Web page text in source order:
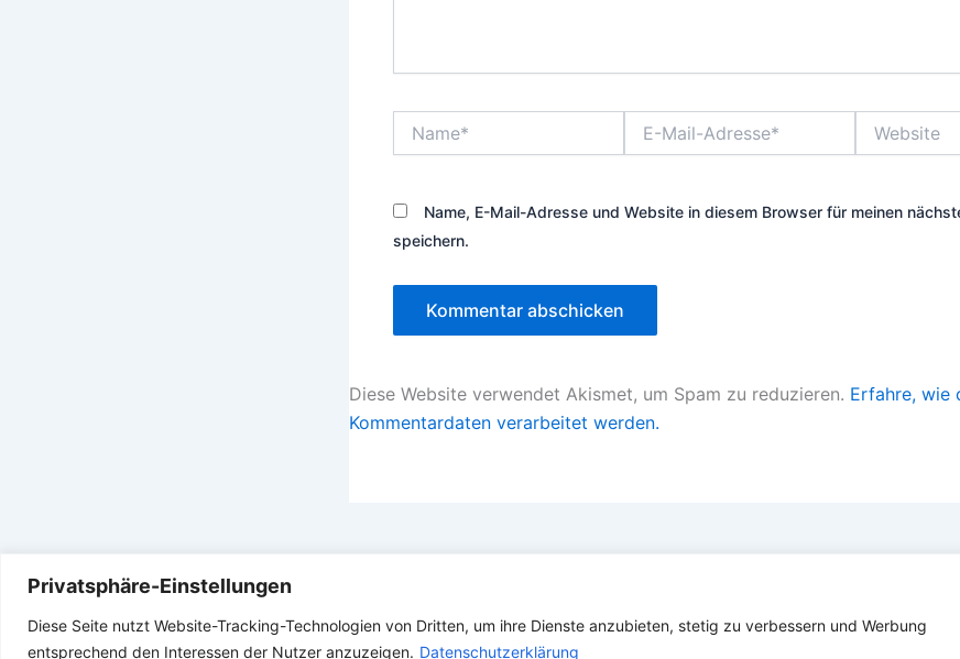
Privatsphäre-Einstellungen
Diese Seite nutzt Website-Tracking-Technologien von Dritten, um ihre Dienste anzubieten, stetig zu verbessern und Werbung
entsprechend den Interessen der Nutzer anzuzeigen. Datenschutzerklärung
Mail-
Name, E-Mail-Adresse und Website in diesem Browser für meinen
speichern.
Diese Website verwendet Akismet, um Spam zu reduzieren. Erfahre, wie
Kommentardaten verarbeitet werden.
Copyright © 2026 Verband Deutscher Ubootfahrer e.V.